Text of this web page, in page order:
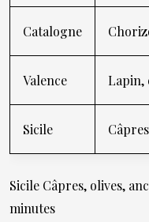
Catalogne
Valence Lapin,
Sicile
Sicile Câpres, olives,
minutes